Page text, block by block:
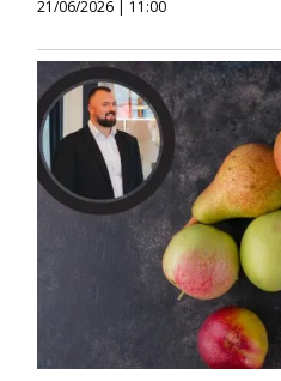
21/06/2026 | 11:00